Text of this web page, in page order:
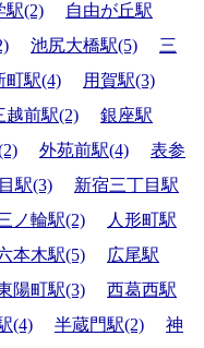
駅(2)
自由が丘駅
池尻大橋駅(5)
三
町駅(4)
用賀駅(3)
越前駅(2)
銀座駅
外苑前駅(4)
表参
駅(3)
新宿三丁目駅
ノ輪駅(2)
人形町駅
本木駅(5)
広尾駅
陽町駅(3)
西葛西駅
(4) 半蔵門駅(2)
神